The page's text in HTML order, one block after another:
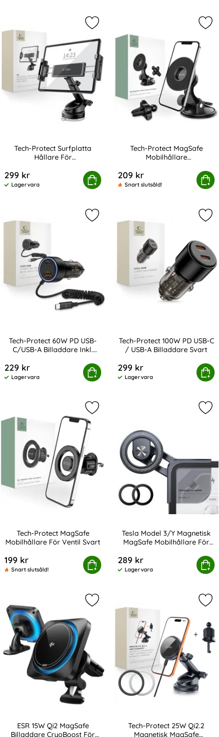
Tech-Protect Surfplatta
Hållare För
299 kr
Tillgänglighet:
Lagervara
Köp
Surfplatta Hållare För Vindruta/Instrumentbräda
Markera tech-Protect Surfplatta
Tech-Protect MagSafe
Mobilhållare
209 kr
Snart slutsåld!
Köp
Tech-Protect MagSafe
Tech-Protect 60W PD USB-
C/USB-A Billaddare Inkl.
229 kr
Tillgänglighet:
Lagervara
Köp
60W PD USB-C/USB-A Billaddare Inkl. Kabel Svart
Markera tech-Protect 60W PD
Tech-Protect 100W PD USB-C
/ USB-A Billaddare Svart
299 kr
Tillgänglighet:
Lagervara
Köp
Tech-Protect 100W PD USB-
Tech-Protect MagSafe
Mobilhållare För Ventil Svart
199 kr
Snart slutsåld!
Köp
Protect MagSafe Mobilhållare För Ventil Svart
Markera tech-Protect MagSafe
Tesla Model 3/Y Magnetisk
MagSafe Mobilhållare För
289 kr
Tillgänglighet:
Lagervara
Köp
Tesla Model 3/Y Magnetisk
ESR 15W Qi2 MagSafe
Billaddare CryoBoost För
Markera eSR 15W Qi2 MagSafe
Tech-Protect 25W Qi2.2
Magnetisk MagSafe